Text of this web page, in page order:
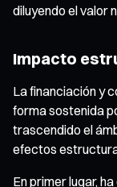
diluyendo el valor
Impacto
La financiación y
forma sostenida
trascendido el
efectos
En primer lugar,